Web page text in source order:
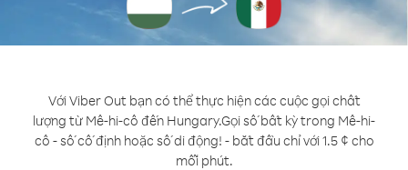
Với Viber Out bạn có thể thực hiện các cuộc gọi chất
lượng từ Mê-hi-cô đến Hungary.Gọi số bất kỳ trong Mê-hi-
cô - số cố định hoặc số di động! - bắt đầu chỉ với 1.5 ¢ cho
mỗi phút.